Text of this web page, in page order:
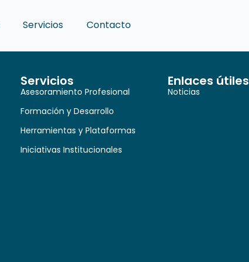
Servicios Contacto
Servicios
Asesoramiento Profesional
Formación y Desarrollo
Herramientas y Plataformas
Iniciativas Institucionales
Enlaces útiles
Noticias